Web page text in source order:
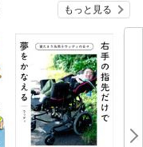
もっと見る